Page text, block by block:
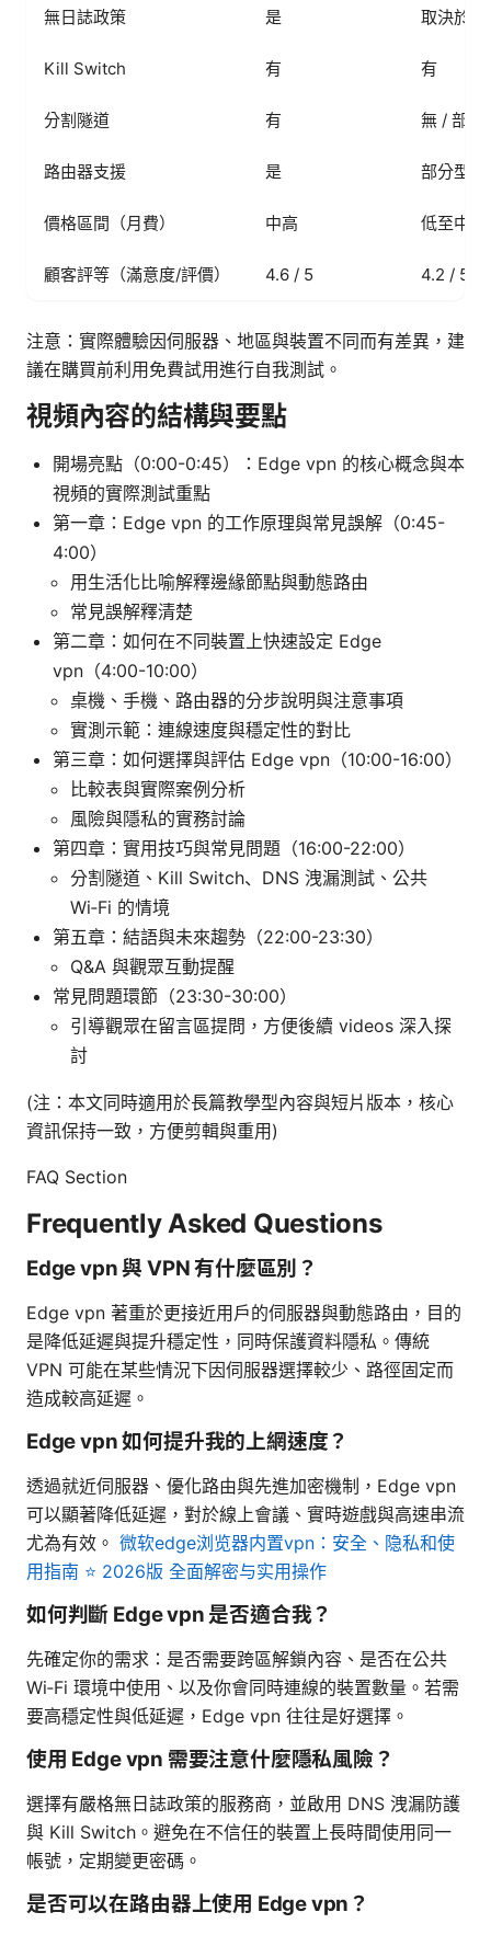
無日誌政策 是 取決於地
Kill Switch 有 有
分割隧道 有 無 / 部分
路由器支援 是 部分型號
價格區間（月費） 中高 低至中
顧客評等（滿意度/評價） 4.6 / 5 4.2 / 5
注意：實際體驗因伺服器、地區與裝置不同而有差異，建
議在購買前利用免費試用進行自我測試。
視頻內容的結構與要點
開場亮點（0:00-0:45）：Edge vpn 的核心概念與本
視頻的實際測試重點
第一章：Edge vpn 的工作原理與常見誤解（0:45-
4:00）
用生活化比喻解釋邊緣節點與動態路由
常見誤解釋清楚
第二章：如何在不同裝置上快速設定 Edge
vpn（4:00-10:00）
桌機、手機、路由器的分步說明與注意事項
實測示範：連線速度與穩定性的對比
第三章：如何選擇與評估 Edge vpn（10:00-16:00）
比較表與實際案例分析
風險與隱私的實務討論
第四章：實用技巧與常見問題（16:00-22:00）
分割隧道、Kill Switch、DNS 洩漏測試、公共
Wi‑Fi 的情境
第五章：結語與未來趨勢（22:00-23:30）
Q&A 與觀眾互動提醒
常見問題環節（23:30-30:00）
引導觀眾在留言區提問，方便後續 videos 深入探
討
(注：本文同時適用於長篇教學型內容與短片版本，核心
資訊保持一致，方便剪輯與重用)
FAQ Section
Frequently Asked Questions
Edge vpn 與 VPN 有什麼區別？
Edge vpn 著重於更接近用戶的伺服器與動態路由，目的
是降低延遲與提升穩定性，同時保護資料隱私。傳統
VPN 可能在某些情況下因伺服器選擇較少、路徑固定而
造成較高延遲。
Edge vpn 如何提升我的上網速度？
透過就近伺服器、優化路由與先進加密機制，Edge vpn
可以顯著降低延遲，對於線上會議、實時遊戲與高速串流
尤為有效。 微软edge浏览器内置vpn：安全、隐私和使
用指南 ⭐ 2026版 全面解密与实用操作
如何判斷 Edge vpn 是否適合我？
先確定你的需求：是否需要跨區解鎖內容、是否在公共
Wi‑Fi 環境中使用、以及你會同時連線的裝置數量。若需
要高穩定性與低延遲，Edge vpn 往往是好選擇。
使用 Edge vpn 需要注意什麼隱私風險？
選擇有嚴格無日誌政策的服務商，並啟用 DNS 洩漏防護
與 Kill Switch。避免在不信任的裝置上長時間使用同一
帳號，定期變更密碼。
是否可以在路由器上使用 Edge vpn？